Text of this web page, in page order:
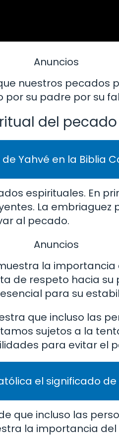
Anuncios
nuestros pecados
su padre por su
del pecado
Yahvé en la Biblia
espirituales. En
La embriaguez
al pecado.
Anuncios
la
de respeto hacia su
para su
que incluso las
sujetos a la
para evitar el
el significado
que incluso las
la importancia